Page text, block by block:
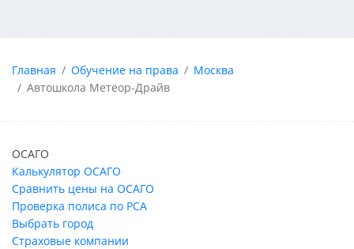
Главная Обучение на права
Москва
Автошкола Метеор-Драйв
ОСАГО
Калькулятор ОСАГО
Сравнить цены на ОСАГО
Проверка полиса по РСА
Выбрать город
Страховые компании